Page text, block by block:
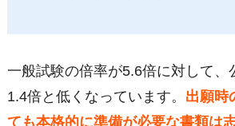
一般試験の倍率が5.6倍に対して、
1.4倍と低くなっています。 出願時
ても本格的に準備が必要な書類は